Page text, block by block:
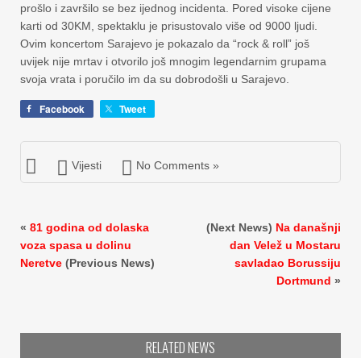
prošlo i završilo se bez ijednog incidenta. Pored visoke cijene
karti od 30KM, spektaklu je prisustovalo više od 9000 ljudi.
Ovim koncertom Sarajevo je pokazalo da “rock & roll” još
uvijek nije mrtav i otvorilo još mnogim legendarnim grupama
svoja vrata i poručilo im da su dobrodošli u Sarajevo.
Facebook Tweet
Vijesti No Comments »
« 81 godina od dolaska
voza spasa u dolinu
Neretve (Previous News)
(Next News) Na današnji
dan Velež u Mostaru
savladao Borussiju
Dortmund »
RELATED NEWS